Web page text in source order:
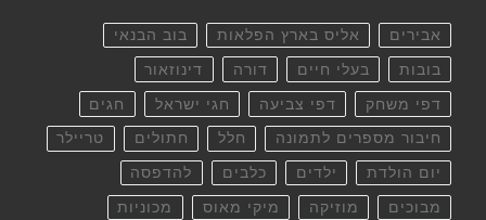
אבירים אליס בארץ הפלאות בוב הבנאי
בובות בעלי חיים דורה דינוזאור
דפי משחק דפי צביעה חגי ישראל חגים
חיבור מספרים לתמונה חלל חתולים טריילר
יום הולדת ילדים כלבים להדפסה
מבוכים מוזיקה מיקי מאוס מכוניות